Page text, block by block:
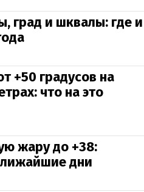
град и шквалы: где и
+50 градусов на
что на это
жару до +38:
дни